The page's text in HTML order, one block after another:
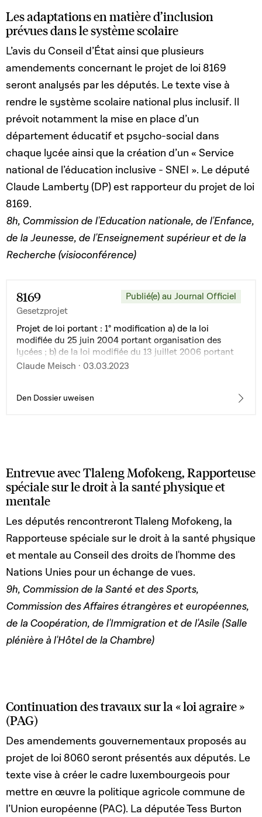
Les adaptations en matière d’inclusion
prévues dans le système scolaire
L’avis du Conseil d’État ainsi que plusieurs
amendements concernant le projet de loi 8169
seront analysés par les députés. Le texte vise à
rendre le système scolaire national plus inclusif. Il
prévoit notamment la mise en place d’un
département éducatif et psycho-social dans
chaque lycée ainsi que la création d’un « Service
national de l’éducation inclusive - SNEI ». Le député
Claude Lamberty (DP) est rapporteur du projet de loi
8169.
8h, Commission de l'Education nationale, de l'Enfance,
de la Jeunesse, de l'Enseignement supérieur et de la
Recherche (visioconférence)
8169
Gesetzprojet
Publié(e) au Journal Officiel
Projet de loi portant : 1° modification a) de la loi
modifiée du 25 juin 2004 portant organisation des
lycées ; b) de la loi modifiée du 13 juillet 2006 portant
organisation du Centre psychosocial et
fondamental ; d) de la loi du 20 juillet 2018 portant
Claude Meisch · 03.03.2023
Den Dossier uweisen
Entrevue avec Tlaleng Mofokeng, Rapporteuse
spéciale sur le droit à la santé physique et
mentale
Les députés rencontreront Tlaleng Mofokeng, la
Rapporteuse spéciale sur le droit à la santé physique
et mentale au Conseil des droits de l'homme des
Nations Unies pour un échange de vues.
9h, Commission de la Santé et des Sports,
Commission des Affaires étrangères et européennes,
de la Coopération, de l'Immigration et de l'Asile (Salle
plénière à l'Hôtel de la Chambre)
Continuation des travaux sur la « loi agraire »
(PAG)
Des amendements gouvernementaux proposés au
projet de loi 8060 seront présentés aux députés. Le
texte vise à créer le cadre luxembourgeois pour
mettre en œuvre la politique agricole commune de
l’Union européenne (PAC). La députée Tess Burton